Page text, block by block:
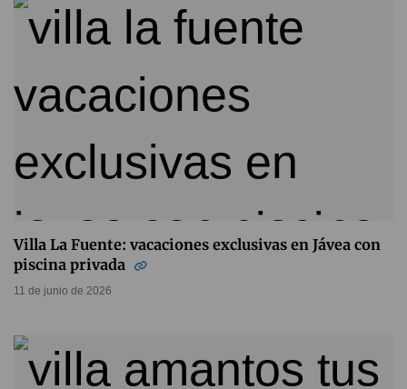
Villa La Fuente: vacaciones exclusivas en Jávea con
piscina privada
11 de junio de 2026